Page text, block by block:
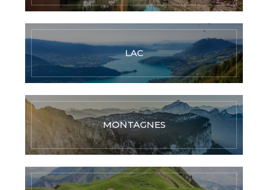
LAC
MONTAGNES